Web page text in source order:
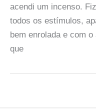
acendi um incenso.
todos os estímulos,
bem enrolada e com
que